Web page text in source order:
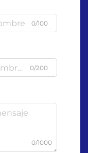
0/100
0/200
0/1000